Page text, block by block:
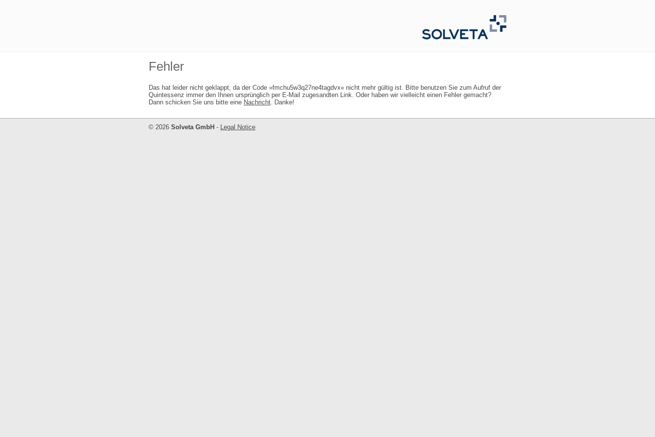
Fehler
Das hat leider nicht geklappt, da der Code »fmchu5w3q27ne4tagdvx« nicht mehr gültig ist. Bitte benutzen Sie zum Aufruf der
Quintessenz immer den Ihnen ursprünglich per E-Mail zugesandten Link. Oder haben wir vielleicht einen Fehler gemacht?
Dann schicken Sie uns bitte eine Nachricht. Danke!
© 2026 Solveta GmbH - Legal Notice